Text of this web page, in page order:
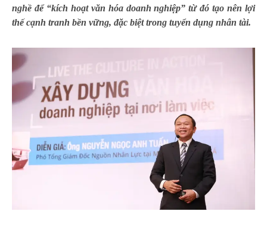
nghề để “kích hoạt văn hóa doanh nghiệp” từ đó tạo nên lợi
thế cạnh tranh bền vững, đặc biệt trong tuyển dụng nhân tài.